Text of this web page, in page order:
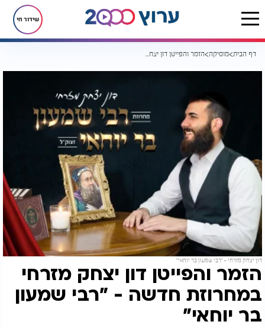
שידור חי
דף הבית מוסיקה הזמר והפייטן דון יצחק מזרחי במחרוזת חדשה - "רבי שמעון בר יוחאי"
דון יצחק מזרחי - "רבי שמעון בר יוחאי"
הזמר והפייטן דון יצחק מזרחי
במחרוזת חדשה - "רבי שמעון
בר יוחאי"